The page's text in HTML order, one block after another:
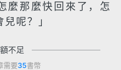
麼那麼快回來了，怎
呢？」
不足
需要35書幣